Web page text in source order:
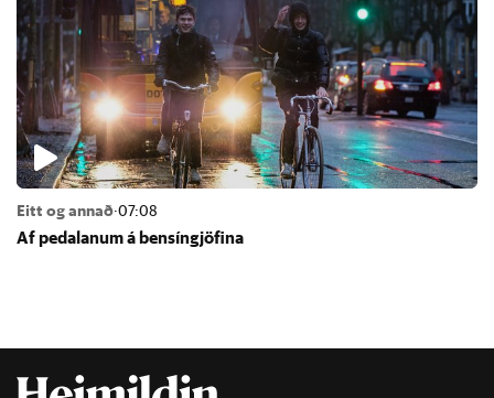
Eitt og annað·07:08
Af pedal­an­um á bens­ín­gjöf­ina